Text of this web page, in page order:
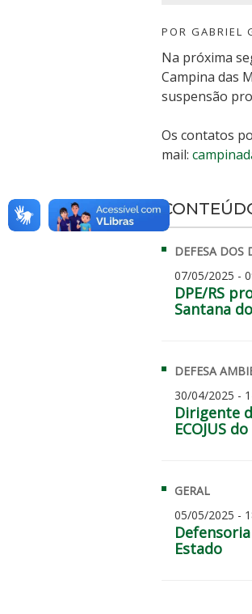
POR GABRIEL
Na próxima
Campina das
suspensão
Os contatos
mail:
DEFESA DOS
07/05/2025 -
DPE/RS
Santana
DEFESA
30/04/2025 -
Dirigente
ECOJUS
GERAL
05/05/2025 -
Estado